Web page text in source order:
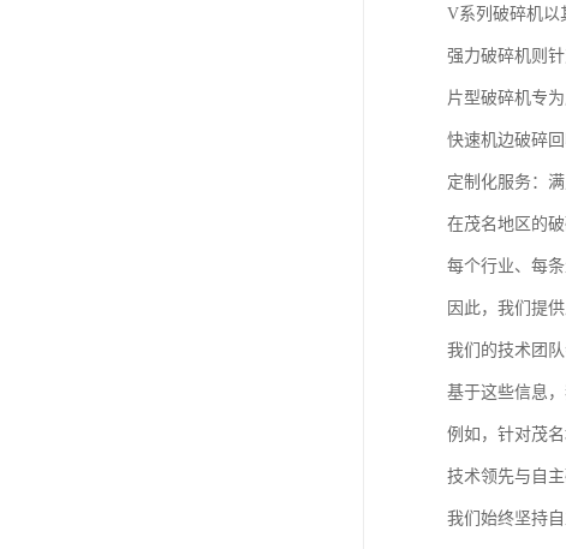
V系列破碎机以
强力破碎机则
片型破碎机专
快速机边破碎
定制化服务：
在茂名地区的
每个行业、每
因此，我们提
我们的技术团
基于这些信息
例如，针对茂
技术领先与自
我们始终坚持